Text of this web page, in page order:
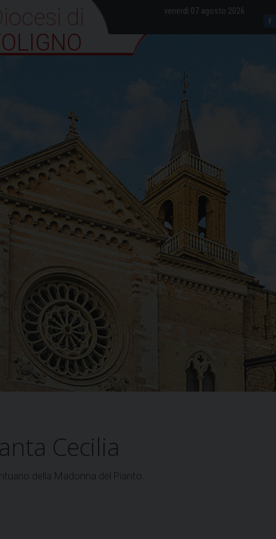
venerdì 07 agosto 2026
di Foligno
Cecilia
della Madonna del Pianto.